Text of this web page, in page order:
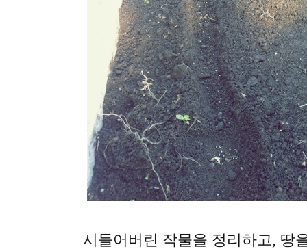
시들어버린 작물을 정리하고, 땅